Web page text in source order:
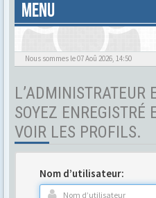
MENU
Tu cherches quelqu'un ?
Nous sommes le 07 Aoû 2026, 14:50
L’ADMINISTRATEUR
SOYEZ ENREGISTRÉ
VOIR LES PROFILS.
Nom d’utilisateur: